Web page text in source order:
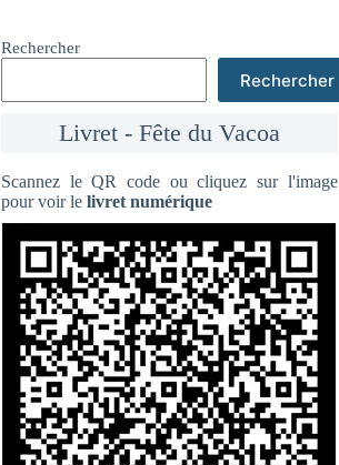
Rechercher
Rechercher
Livret - Fête du Vacoa
Scannez le QR code ou cliquez sur l'image
pour voir lelivret numérique